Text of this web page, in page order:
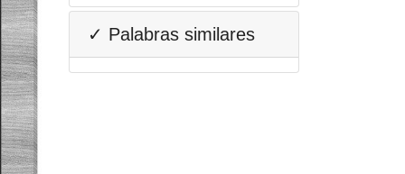
✓ Palabras similares